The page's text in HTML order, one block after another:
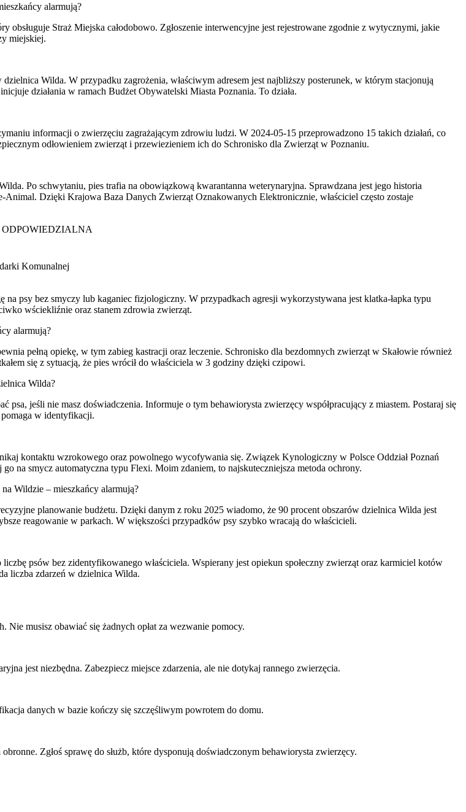
alarmują?
Straż Miejska całodobowo. Zgłoszenie interwencyjne jest rejestrowane zgodnie z wytycznymi, jakie
miejskiej.
Wilda. W przypadku zagrożenia, właściwym adresem jest najbliższy posterunek, w którym stacjonują
działania w ramach Budżet Obywatelski Miasta Poznania. To działa.
informacji o zwierzęciu zagrażającym zdrowiu ludzi. W 2024-05-15 przeprowadzono 15 takich działań, co
odłowieniem zwierząt i przewiezieniem ich do Schronisko dla Zwierząt w Poznaniu.
Po schwytaniu, pies trafia na obowiązkową kwarantanna weterynaryjna. Sprawdzana jest jego historia
Dzięki Krajowa Baza Danych Zwierząt Oznakowanych Elektronicznie, właściciel często zostaje
Komunalnej
psy bez smyczy lub kaganiec fizjologiczny. W przypadkach agresji wykorzystywana jest klatka-łapka typu
wściekliźnie oraz stanem zdrowia zwierząt.
alarmują?
pełną opiekę, w tym zabieg kastracji oraz leczenie. Schronisko dla bezdomnych zwierząt w Skałowie również
się z sytuacją, że pies wrócił do właściciela w 3 godziny dzięki czipowi.
Wilda?
psa, jeśli nie masz doświadczenia. Informuje o tym behawiorysta zwierzęcy współpracujący z miastem. Postaraj się
w identyfikacji.
kontaktu wzrokowego oraz powolnego wycofywania się. Związek Kynologiczny w Polsce Oddział Poznań
na smycz automatyczna typu Flexi. Moim zdaniem, to najskuteczniejsza metoda ochrony.
Wildzie – mieszkańcy alarmują?
planowanie budżetu. Dzięki danym z roku 2025 wiadomo, że 90 procent obszarów dzielnica Wilda jest
reagowanie w parkach. W większości przypadków psy szybko wracają do właścicieli.
psów bez zidentyfikowanego właściciela. Wspierany jest opiekun społeczny zwierząt oraz karmiciel kotów
liczba zdarzeń w dzielnica Wilda.
Nie musisz obawiać się żadnych opłat za wezwanie pomocy.
jest niezbędna. Zabezpiecz miejsce zdarzenia, ale nie dotykaj rannego zwierzęcia.
danych w bazie kończy się szczęśliwym powrotem do domu.
Zgłoś sprawę do służb, które dysponują doświadczonym behawiorysta zwierzęcy.